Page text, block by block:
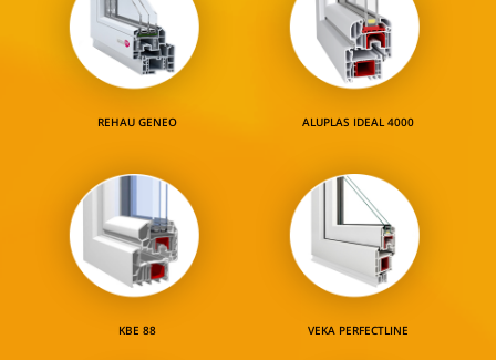
REHAU GENEO ALUPLAS IDEAL 4000
KBE 88 VEKA PERFECTLINE